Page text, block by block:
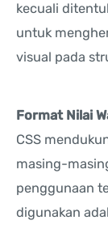
kecuali
untuk
visual pada
Format Nilai
CSS
masing-
penggunaan
digunakan